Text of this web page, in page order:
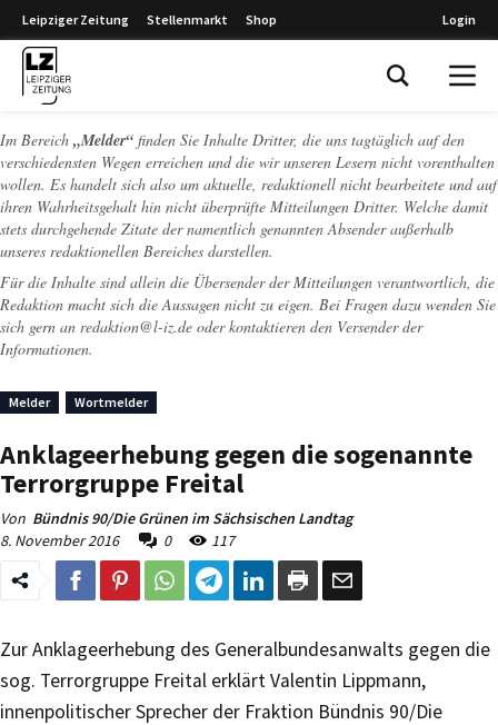
Leipziger Zeitung Stellenmarkt Shop Login
Im Bereich „Melder“ finden Sie Inhalte Dritter, die uns tagtäglich auf den
verschiedensten Wegen erreichen und die wir unseren Lesern nicht vorenthalten
wollen. Es handelt sich also um aktuelle, redaktionell nicht bearbeitete und auf
ihren Wahrheitsgehalt hin nicht überprüfte Mitteilungen Dritter. Welche damit
stets durchgehende Zitate der namentlich genannten Absender außerhalb
unseres redaktionellen Bereiches darstellen.
Für die Inhalte sind allein die Übersender der Mitteilungen verantwortlich, die
Redaktion macht sich die Aussagen nicht zu eigen. Bei Fragen dazu wenden Sie
sich gern an redaktion@l-iz.de oder kontaktieren den Versender der
Informationen.
Melder Wortmelder
Anklageerhebung gegen die sogenannte
Terrorgruppe Freital
Von Bündnis 90/Die Grünen im Sächsischen Landtag
8. November 2016
0 117
Zur Anklageerhebung des Generalbundesanwalts gegen die
sog. Terrorgruppe Freital erklärt Valentin Lippmann,
innenpolitischer Sprecher der Fraktion Bündnis 90/Die